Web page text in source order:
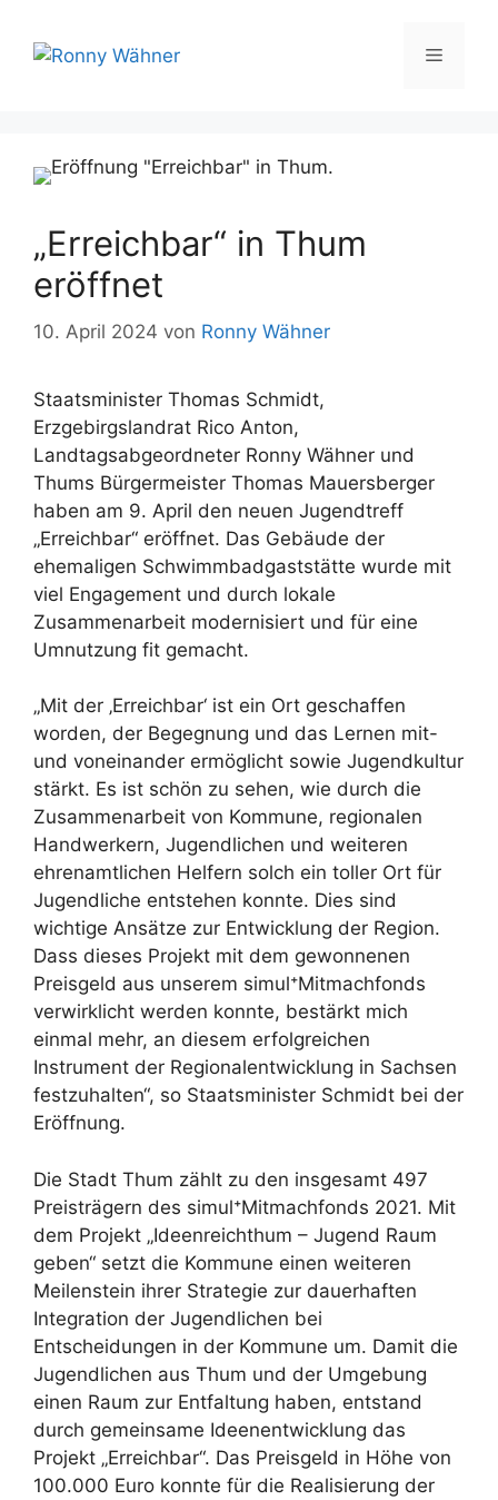
Inhalt
springen
Menü
„Erreichbar“ in Thum
eröffnet
10. April 2024 von Ronny Wähner
Staatsminister Thomas Schmidt,
Erzgebirgslandrat Rico Anton,
Landtagsabgeordneter Ronny Wähner und
Thums Bürgermeister Thomas Mauersberger
haben am 9. April den neuen Jugendtreff
„Erreichbar“ eröffnet. Das Gebäude der
ehemaligen Schwimmbadgaststätte wurde mit
viel Engagement und durch lokale
Zusammenarbeit modernisiert und für eine
Umnutzung fit gemacht.
„Mit der ‚Erreichbar‘ ist ein Ort geschaffen
worden, der Begegnung und das Lernen mit-
und voneinander ermöglicht sowie Jugendkultur
stärkt. Es ist schön zu sehen, wie durch die
Zusammenarbeit von Kommune, regionalen
Handwerkern, Jugendlichen und weiteren
ehrenamtlichen Helfern solch ein toller Ort für
Jugendliche entstehen konnte. Dies sind
wichtige Ansätze zur Entwicklung der Region.
Dass dieses Projekt mit dem gewonnenen
Preisgeld aus unserem simul⁺Mitmachfonds
verwirklicht werden konnte, bestärkt mich
einmal mehr, an diesem erfolgreichen
Instrument der Regionalentwicklung in Sachsen
festzuhalten“, so Staatsminister Schmidt bei der
Eröffnung.
Die Stadt Thum zählt zu den insgesamt 497
Preisträgern des simul⁺Mitmachfonds 2021. Mit
dem Projekt „Ideenreichthum – Jugend Raum
geben“ setzt die Kommune einen weiteren
Meilenstein ihrer Strategie zur dauerhaften
Integration der Jugendlichen bei
Entscheidungen in der Kommune um. Damit die
Jugendlichen aus Thum und der Umgebung
einen Raum zur Entfaltung haben, entstand
durch gemeinsame Ideenentwicklung das
Projekt „Erreichbar“. Das Preisgeld in Höhe von
100.000 Euro konnte für die Realisierung der